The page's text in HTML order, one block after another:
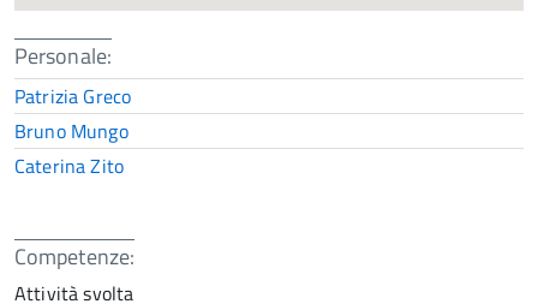
Personale:
Patrizia Greco
Bruno Mungo
Caterina Zito
Competenze:
Attività svolta